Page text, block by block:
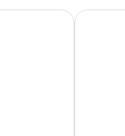
Eagles